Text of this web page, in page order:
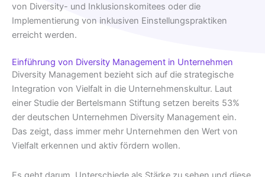
von Diversity- und Inklusionskomitees oder die
Implementierung von inklusiven Einstellungspraktiken
erreicht werden.
Einführung von Diversity Management in Unternehmen
Diversity Management bezieht sich auf die strategische
Integration von Vielfalt in die Unternehmenskultur. Laut
einer Studie der Bertelsmann Stiftung setzen bereits 53%
der deutschen Unternehmen Diversity Management ein.
Das zeigt, dass immer mehr Unternehmen den Wert von
Vielfalt erkennen und aktiv fördern wollen.